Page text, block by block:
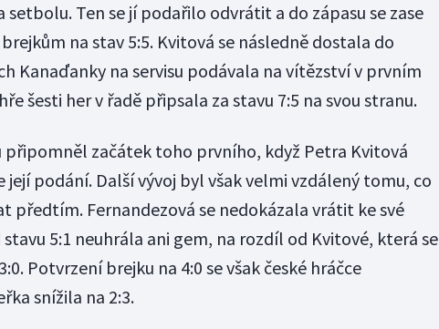
Ten se jí podařilo odvrátit a do zápasu se zase
na stav 5:5. Kvitová se následně dostala do
Kanaďanky na servisu podávala na vítězství v prvním
šesti her v řadě připsala za stavu 7:5 na svou stranu.
začátek toho prvního, když Petra Kvitová
její podání. Další vývoj byl však velmi vzdálený tomu, co
předtím. Fernandezová se nedokázala vrátit ke své
5:1 neuhrála ani gem, na rozdíl od Kvitové, která se
Potvrzení brejku na 4:0 se však české hráčce
snížila na 2:3.